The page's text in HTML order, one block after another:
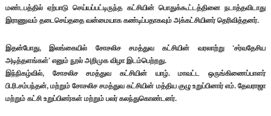
மண்டபத்தில் ஏற்பாடு செய்யப்பட்டிருந்த கட்சியின் பொதுக்கூட்டத்தினை நடாத்தவிடாது
இராணுவம் தடைசெய்ததை வன்மையாக கண்டிப்பதாகவும் அக்கட்சியினர் தெரிவித்தனர்.
இதன்போது, இலங்கையில் சோசலிச சமத்துவ கட்சியின் வரலாற்று ‘சர்வதேசிய
அடித்தளங்கள்’ எனும் நூல் அறிமுக விழா இடம்பெற்றது.
இந்நிகழ்வில், சோசலிச சமத்துவ கட்சியின் யாழ். மாவட்ட ஒருங்கிணைப்பாளர்
பி.ரி.சம்பந்தன், மற்றும் சோசலிச சமத்துவ கட்சியின் மத்திய குழு உறுப்பினார் எம். தேவராஜா
மற்றும் கட்சி உறுப்பினர்கள் மற்றும் பலர் கலந்துகொண்டனர்.